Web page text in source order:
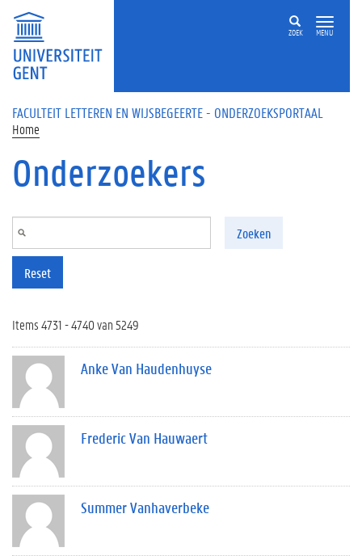
Overslaan en naar de inhoud gaan
ZOEK MENU
FACULTEIT LETTEREN EN WIJSBEGEERTE - ONDERZOEKSPORTAAL
Home
Onderzoekers
Zoeken
Reset
Items 4731 - 4740 van 5249
Anke Van Haudenhuyse
Frederic Van Hauwaert
Summer Vanhaverbeke